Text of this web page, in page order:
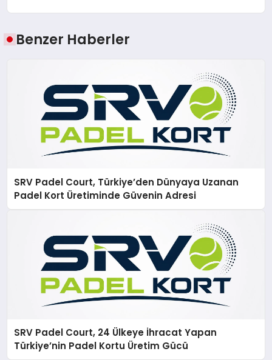
Benzer Haberler
SRV Padel Court, Türkiye’den Dünyaya Uzanan
Padel Kort Üretiminde Güvenin Adresi
SRV Padel Court, 24 Ülkeye İhracat Yapan
Türkiye’nin Padel Kortu Üretim Gücü